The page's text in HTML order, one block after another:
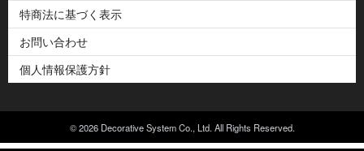
特商法に基づく表示
お問い合わせ
個人情報保護方針
© 2026 Decorative System Co., Ltd. All Rights Reserved.